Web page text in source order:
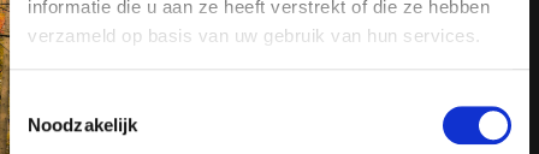
informatie die u aan ze heeft verstrekt of die ze hebben
verzameld op basis van uw gebruik van hun services.
Toestemmingsselectie
Noodzakelijk
alert aanmaakt!